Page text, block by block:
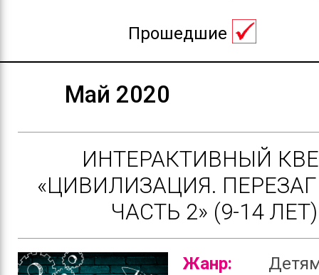
Прошедшие
Май 2020
ИНТЕРАКТИВНЫЙ
«ЦИВИЛИЗАЦИЯ.
ЧАСТЬ 2» (9-14 ЛЕТ)
Жанр: